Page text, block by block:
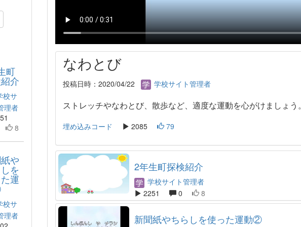
なわとび
投稿日時：2020/04/22 学校サイト管理者
ストレッチやなわとび、散歩など、適度な運動を心がけましょう
埋め込みコード 2085 79
2年生町探検紹介
学校サイト管理者
2251
0 8
新聞紙やちらしを使った運動②
町
介
校サ
理者
8
や
を
運
校サ
理者